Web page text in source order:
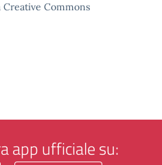
Commons
app ufficiale su: